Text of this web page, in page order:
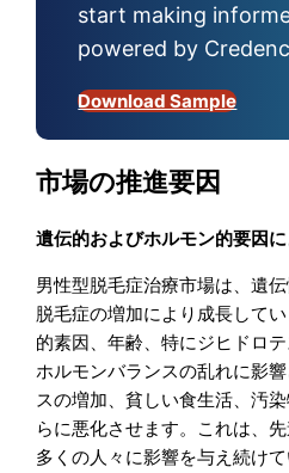
start making
powered by
Download Sample
市場の推進要因
遺伝的およびホルモン的要因
男性型脱毛症治療市場は、遺
脱毛症の増加により成長して
的素因、年齢、特にジヒドロ
ホルモンバランスの乱れに影
スの増加、貧しい食生活、汚
らに悪化させます。これは、
多くの人々に影響を与え続け